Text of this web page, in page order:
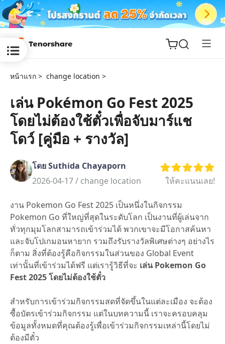
ReiBoot
for iOS
Tenorshare
PDNob
New
หน้าแรก > change location >
เล่น Pokémon Go Fest 2025
โดยไม่ต้องใช้ตั๋วเพื่อจับมาร์แช
โดว์ [คู่มือ + รางวัล]
โดย Suthida Chayaporn
2026-04-17 / change location ให้คะแนนเลย!
งาน Pokemon Go Fest 2025 เป็นหนึ่งในกิจกรรม
Pokemon Go ที่ใหญ่ที่สุดในระดับโลก เป็นงานที่ผู้เล่นจาก
ทั่วทุกมุมโลกสามารถเข้าร่วมได้ พวกเขาจะมีโอกาสค้นหา
และจับโปเกมอนหายาก รวมถึงรับรางวัลพิเศษต่างๆ อย่างไร
ก็ตาม สิ่งที่ต้องรู้คือกิจกรรมในส่วนของ Global Event
เท่านั้นที่เข้าร่วมได้ฟรี แต่เรารู้วิธีที่จะ เล่น Pokemon Go
Fest 2025 โดยไม่ต้องใช้ตั๋ว
สำหรับการเข้าร่วมกิจกรรมสดที่จัดขึ้นในแต่ละเมือง จะต้อง
ซื้อบัตรเข้าร่วมกิจกรรม แต่ในบทความนี้ เราจะครอบคลุม
ข้อมูลทั้งหมดที่คุณต้องรู้เพื่อเข้าร่วมกิจกรรมเหล่านี้โดยไม่
ต้องมีตั๋ว